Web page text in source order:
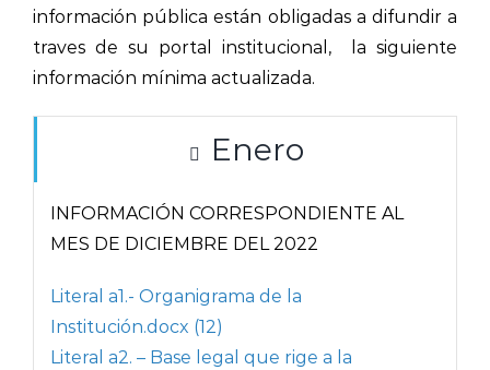
información pública están obligadas a difundir a
traves de su portal institucional, la siguiente
información mínima actualizada.
Enero
INFORMACIÓN CORRESPONDIENTE AL
MES DE DICIEMBRE DEL 2022
Literal a1.- Organigrama de la
Institución.docx (12)
Literal a2. – Base legal que rige a la